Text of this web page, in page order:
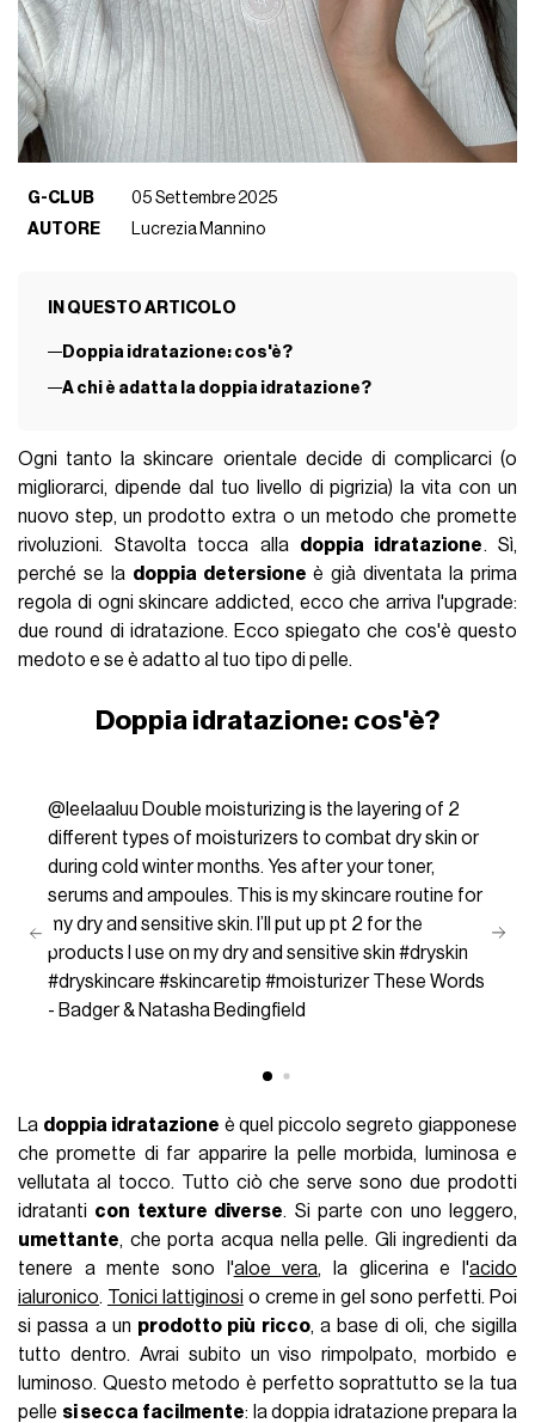
G-CLUB
05 Settembre 2025
AUTORE
Lucrezia Mannino
IN QUESTO ARTICOLO
Doppia idratazione: cos'è?
A chi è adatta la doppia idratazione?
Ogni tanto la skincare orientale decide di complicarci (o
migliorarci, dipende dal tuo livello di pigrizia) la vita con un
nuovo step, un prodotto extra o un metodo che promette
rivoluzioni. Stavolta tocca alla doppia idratazione. Sì,
perché se la doppia detersione è già diventata la prima
regola di ogni skincare addicted, ecco che arriva l'upgrade:
due round di idratazione. Ecco spiegato che cos'è questo
medoto e se è adatto al tuo tipo di pelle.
Doppia idratazione: cos'è?
@leelaaluu Double moisturizing is the layering of 2
different types of moisturizers to combat dry skin or
during cold winter months. Yes after your toner,
serums and ampoules. This is my skincare routine for
my dry and sensitive skin. I’ll put up pt 2 for the
products I use on my dry and sensitive skin #dryskin
#dryskincare #skincaretip #moisturizer These Words
- Badger & Natasha Bedingfield
La doppia idratazione è quel piccolo segreto giapponese
che promette di far apparire la pelle morbida, luminosa e
vellutata al tocco. Tutto ciò che serve sono due prodotti
idratanti con texture diverse. Si parte con uno leggero,
umettante, che porta acqua nella pelle. Gli ingredienti da
tenere a mente sono l'aloe vera, la glicerina e l'acido
ialuronico. Tonici lattiginosi o creme in gel sono perfetti. Poi
si passa a un prodotto più ricco, a base di oli, che sigilla
tutto dentro. Avrai subito un viso rimpolpato, morbido e
luminoso. Questo metodo è perfetto soprattutto se la tua
pelle si secca facilmente: la doppia idratazione prepara la